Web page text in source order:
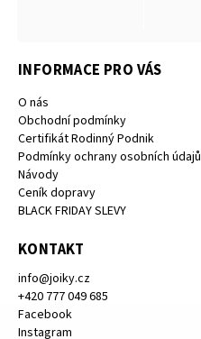
INFORMACE PRO VÁS
O nás
Obchodní podmínky
Certifikát Rodinný Podnik
Podmínky ochrany osobních údajů
Návody
Ceník dopravy
BLACK FRIDAY SLEVY
KONTAKT
info@joiky.cz
+420 777 049 685
Facebook
Instagram